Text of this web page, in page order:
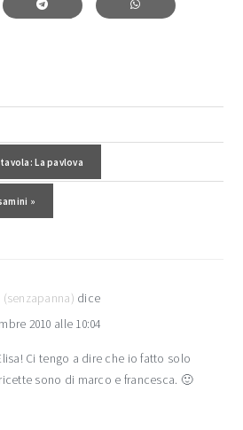
La pavlova
»
dice
2010 alle 10:04
Ci tengo a dire che io fatto solo
sono di marco e francesca. 🙂